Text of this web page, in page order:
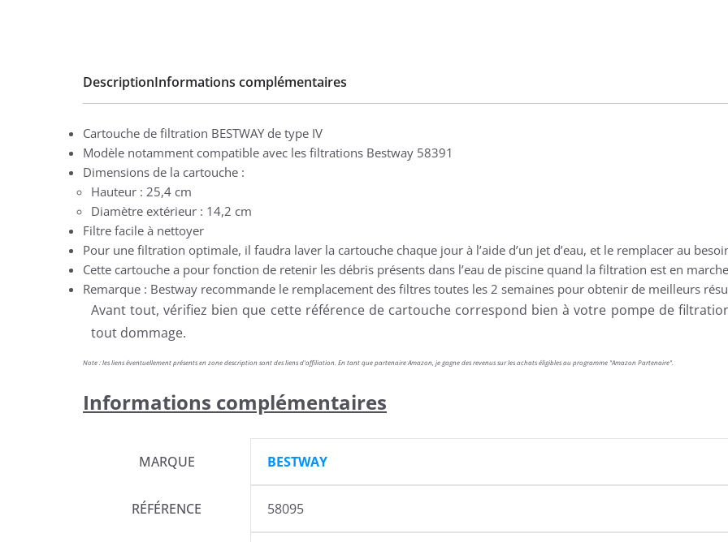
DescriptionInformations complémentaires
Cartouche de filtration BESTWAY de type IV
Modèle notamment compatible avec les filtrations Bestway 58391
Dimensions de la cartouche :
Hauteur : 25,4 cm
Diamètre extérieur : 14,2 cm
Filtre facile à nettoyer
Pour une filtration optimale, il faudra laver la cartouche chaque jour à l’aide d’un jet d’eau, et le remplacer au
Cette cartouche a pour fonction de retenir les débris présents dans l’eau de piscine quand la filtration est en marche
Remarque : Bestway recommande le remplacement des filtres toutes les 2 semaines pour obtenir de meilleurs
Avant tout, vérifiez bien que cette référence de cartouche correspond bien à votre pompe de
tout dommage.
Note : les liens éventuellement présents en zone description sont des liens d'affiliation. En tant que partenaire Amazon, je gagne des revenus sur les achats éligibles au programme "Amazon Partenaire".
Informations complémentaires
MARQUE BESTWAY
RÉFÉRENCE 58095